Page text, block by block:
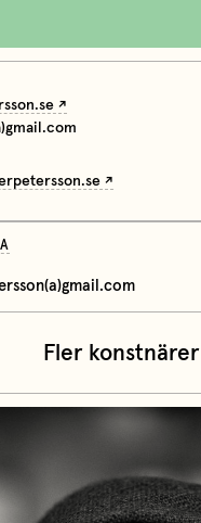
Fler konstnärer